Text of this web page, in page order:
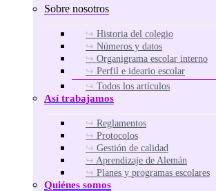
Sobre nosotros
Historia del colegio
Números y datos
Organigrama escolar interno
Perfil e ideario escolar
Todos los artículos
Así trabajamos
Reglamentos
Protocolos
Gestión de calidad
Aprendizaje de Alemán
Planes y programas escolares
Quiénes somos